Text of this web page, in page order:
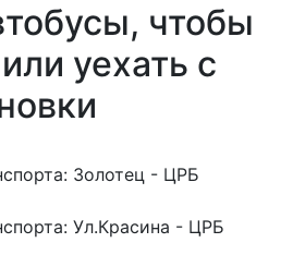
чтобы
уехать с
Золотец - ЦРБ
Ул.Красина - ЦРБ